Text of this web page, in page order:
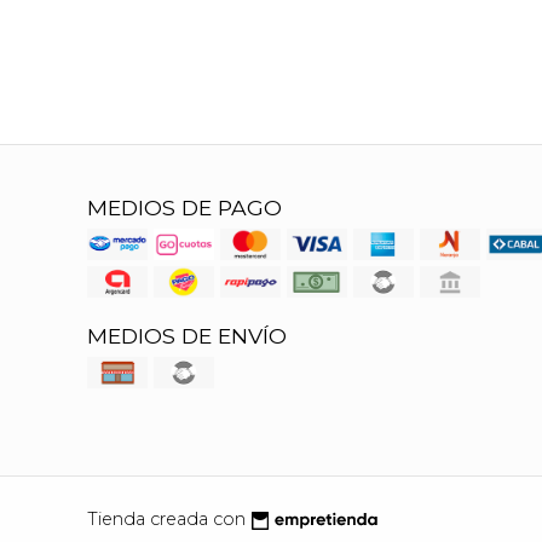
MEDIOS DE PAGO
MEDIOS DE ENVÍO
Tienda creada con